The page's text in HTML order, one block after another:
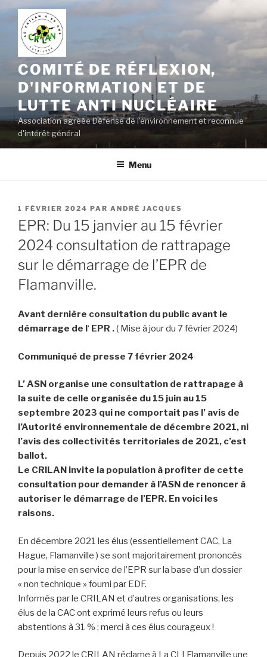
Aller
contenu
principal
COMITÉ DE RÉFLEXION,
D'INFORMATION ET DE
LUTTE ANTI NUCLÉAIRE
Association agréée Défense de l'environnement et reconnue
d'intérêt général
Menu
PUBLIÉ
LE
1 FÉVRIER 2024 PAR ANDRÉ JACQUES
EPR: Du 15 janvier au 15 février
2024 consultation de rattrapage
sur le démarrage de l’EPR de
Flamanville.
Avant dernière consultation du public avant le
démarrage de l‘ EPR .( Mise à jour du 7 février 2024)
Communiqué de presse 7 février 2024
L’ ASN organise une consultation de rattrapage à
la suite de celle organisée du 15 juin au 15
septembre 2023 qui ne comportait pas l’ avis de
l’Autorité environnementale de décembre 2021, ni
l’avis des collectivités territoriales de 2021, c’est
ballot.
Le CRILAN invite la population à profiter de cette
consultation pour demander à l’ASN de renoncer à
autoriser le démarrage de l’EPR. En voici les
raisons.
En décembre 2021 les élus (essentiellement CAC, La
Hague, Flamanville ) se sont majoritairement prononcés
pour la mise en service de l’EPR sur la base d’un dossier
« non technique » fourni par EDF.
Informés par le CRILAN et d’autres organisations, les
élus de la CAC ont exprimé leurs refus ou leurs
abstentions à 31 % ; merci à ces élus courageux !
Depuis 2022 le CRILAN réclame à La CLI Flamanville une